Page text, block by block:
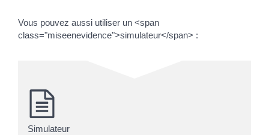
Vous pouvez aussi utiliser un <span
class="miseenevidence">simulateur</span> :
Simulateur